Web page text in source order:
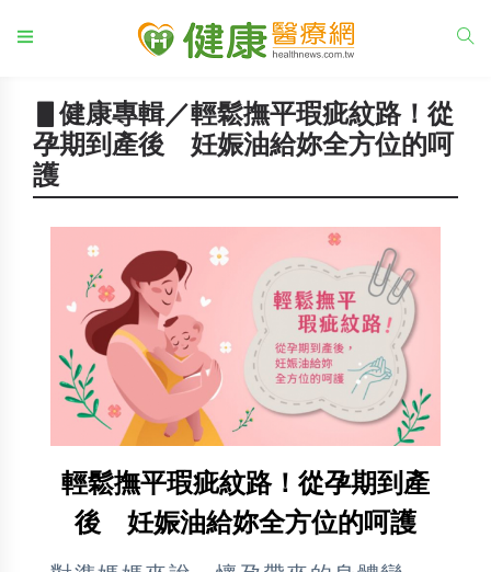
▋健康專輯／輕鬆撫平瑕疵紋路！從
孕期到產後 妊娠油給妳全方位的呵
護
輕鬆撫平瑕疵紋路！從孕期到產
後 妊娠油給妳全方位的呵護